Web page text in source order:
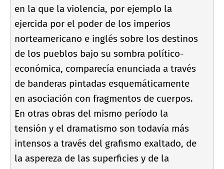
en la que la violencia, por ejemplo la
ejercida por el poder de los imperios
norteamericano e inglés sobre los destinos
de los pueblos bajo su sombra polí­tico-
económica, comparecí­a enunciada a través
de banderas pintadas esquemáticamente
en asociación con fragmentos de cuerpos.
En otras obras del mismo perí­odo la
tensión y el dramatismo son todaví­a más
intensos a través del grafismo exaltado, de
la aspereza de las superficies y de la